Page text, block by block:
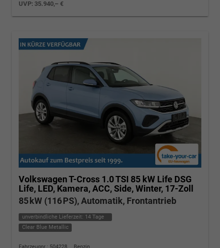
UVP: 35.940,– €
Volkswagen T-Cross 1.0 TSI 85 kW Life DSG
Life, LED, Kamera, ACC, Side, Winter, 17-Zoll
85 kW (116 PS), Automatik, Frontantrieb
unverbindliche Lieferzeit: 14 Tage
Clear Blue Metallic
Fahrzeugnr.: 504228
Benzin